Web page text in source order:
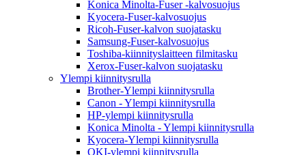
Konica Minolta-Fuser -kalvosuojus
Kyocera-Fuser-kalvosuojus
Ricoh-Fuser-kalvon suojatasku
Samsung-Fuser-kalvosuojus
Toshiba-kiinnityslaitteen filmitasku
Xerox-Fuser-kalvon suojatasku
Ylempi kiinnitysrulla
Brother-Ylempi kiinnitysrulla
Canon - Ylempi kiinnitysrulla
HP-ylempi kiinnitysrulla
Konica Minolta - Ylempi kiinnitysrulla
Kyocera-Ylempi kiinnitysrulla
OKI-ylempi kiinnitysrulla